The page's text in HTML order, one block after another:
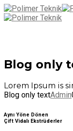
Blog only
Lorem Ipsum is
Blog only textAdmin
Aynı Yöne Dönen
Çift Vidalı Ekstrüderler